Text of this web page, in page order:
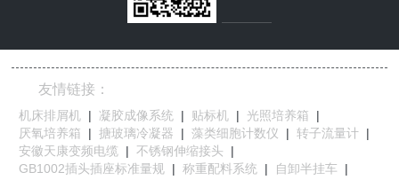
友情链接：
机床排屑机 | 凝胶成像系统 | 贴标机 | 光照培养箱
|
厌氧培养箱
| 搪玻璃冷凝器 | 藻类细胞计数仪 | 转子流量计 |
安徽天康变频电缆
| 不锈钢伸缩接头
|
GB1002插头插座标准量规 | 称重配料系统 | 自卸半挂车
|